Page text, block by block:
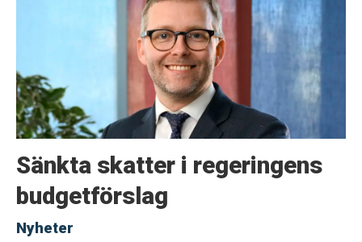
Sänkta skatter i regeringens
budgetförslag
Nyheter